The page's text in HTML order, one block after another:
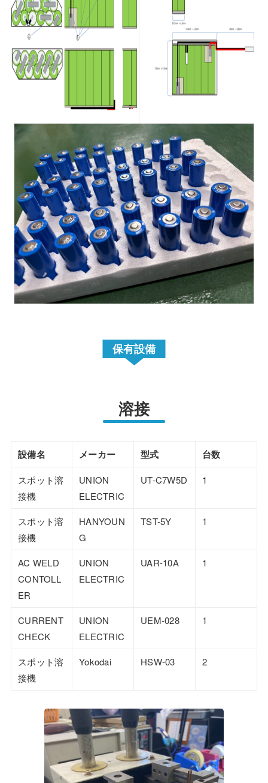
保有設備
溶接
設備名 メーカー 型式 台数
スポット溶
接機
UNION
ELECTRIC
UT-C7W5D 1
スポット溶
接機
HANYOUN
G
TST-5Y 1
AC WELD
CONTOLL
ER
UNION
ELECTRIC
UAR-10A 1
CURRENT
CHECK
UNION
ELECTRIC
UEM-028 1
スポット溶
接機
Yokodai HSW-03 2